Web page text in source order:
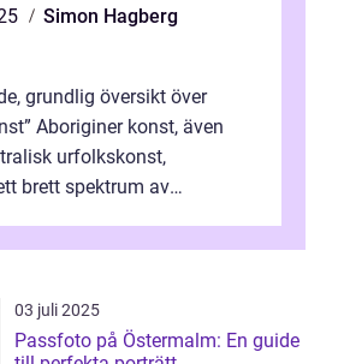
Simon Hagberg
grundlig översikt över
Aboriginer konst, även
urfolkskonst,
brett spektrum av
03 juli 2025
Passfoto på Östermalm: En guide